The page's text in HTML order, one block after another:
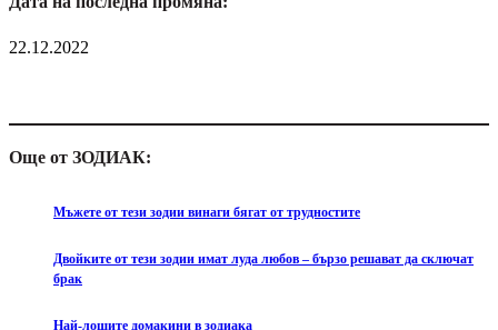
22.12.2022
Още от ЗОДИАК:
Мъжете от тези зодии винаги бягат от трудностите
Двойките от тези зодии имат луда любов – бързо решават да сключат
брак
Най-лошите домакини в зодиака